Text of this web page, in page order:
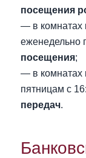
посещения
— в комнатах
еженедельно
посещения;
— в комнатах
пятницам с
передач.